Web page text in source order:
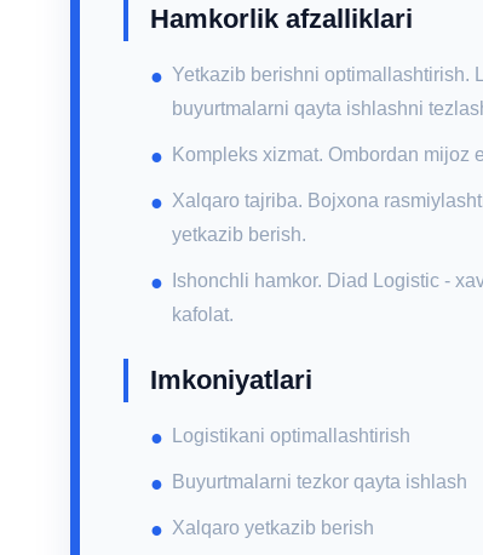
Hamkorlik afzalliklari
Yetkazib berishni optimallashtirish.
buyurtmalarni qayta ishlashni
Kompleks xizmat. Ombordan mijoz
Xalqaro tajriba. Bojxona
yetkazib berish.
Ishonchli hamkor. Diad Logistic -
kafolat.
Imkoniyatlari
Logistikani optimallashtirish
Buyurtmalarni tezkor qayta ishlash
Xalqaro yetkazib berish